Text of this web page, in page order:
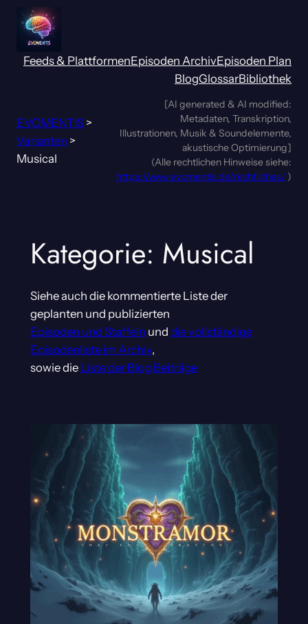
Zum
Inhalt
springen
Feeds & PlattformenEpisoden ArchivEpisoden Plan
BlogGlossarBibliothek
EVOMENTIS >
Varianten >
Musical
[AI generated & AI modified:
Metadaten, Transkription,
Illustrationen, Musik & Soundelemente,
akustische Optimierung]
(Alle rechtlichen Hinweise siehe:
https://www.evomentis.de/rechtliches/ )
Kategorie: Musical
Siehe auch die kommentierte Liste der
geplanten und publizierten
Episoden und Staffeln und die vollständige
Episodenliste im Archiv,
sowie die Liste der Blog Beiträge